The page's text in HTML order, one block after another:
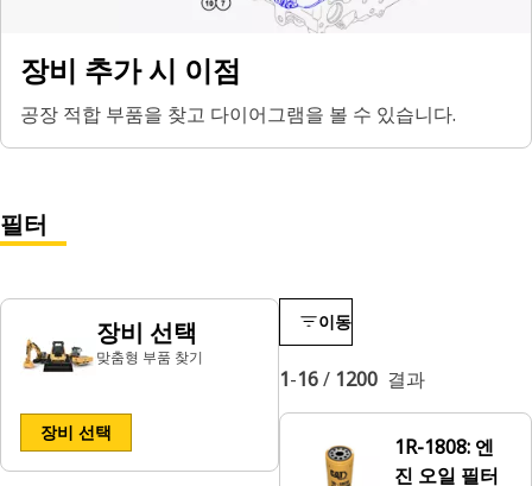
장비 추가 시 이점
공장 적합 부품을 찾고 다이어그램을 볼 수 있습니다.
필터
장비 선택
맞춤형 부품 찾기
장비 선택
이동
1-16/ 1200 결과
1R-1808: 엔
진 오일 필터